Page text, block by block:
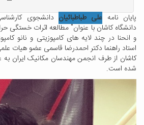
نامهعلی طباطبائیاندانشجوی کارشناسی
کاشان با عنوان" مطالعه اثرات خستگی حرارتی
در چند لایه های کامپوزیتی و نانو کامپوزیتی
راهنما دکتر احمدرضا قاسمی عضو هیات علمی
از طرف انجمن مهندسان مکانیک ایران به عنوان